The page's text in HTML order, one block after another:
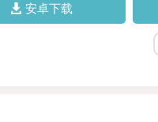
安卓下载